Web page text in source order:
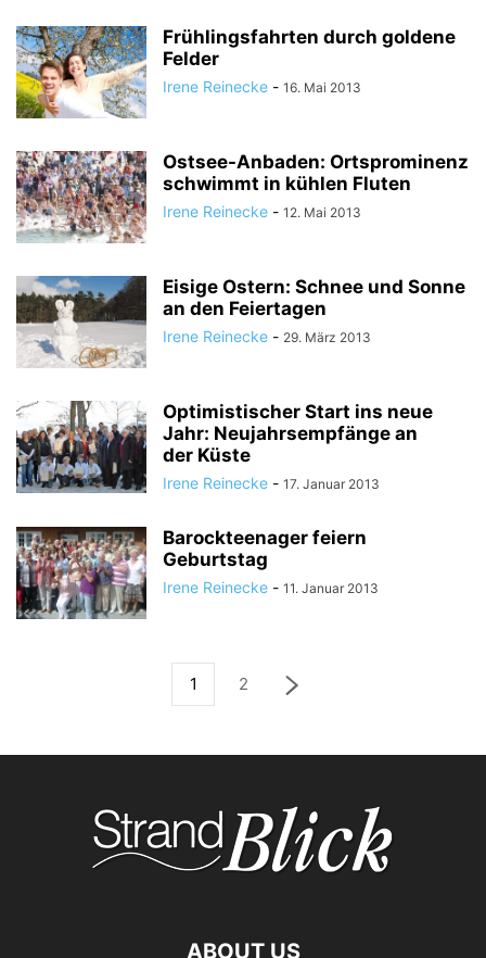
Frühlingsfahrten durch goldene
Felder
Irene Reinecke - 16. Mai 2013
Ostsee-Anbaden: Ortsprominenz
schwimmt in kühlen Fluten
Irene Reinecke - 12. Mai 2013
Eisige Ostern: Schnee und Sonne
an den Feiertagen
Irene Reinecke - 29. März 2013
Optimistischer Start ins neue
Jahr: Neujahrsempfänge an
der Küste
Irene Reinecke - 17. Januar 2013
Barockteenager feiern
Geburtstag
Irene Reinecke - 11. Januar 2013
1 2
ABOUT US